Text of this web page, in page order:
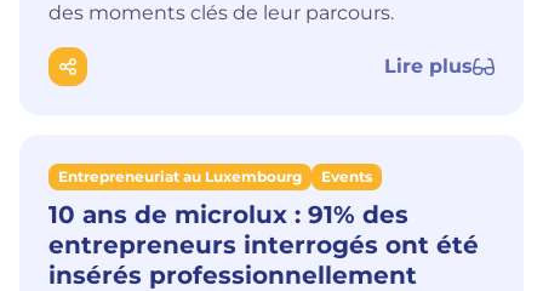
des moments clés de leur parcours.
Lire plus
Entrepreneuriat au Luxembourg Events
10 ans de microlux : 91% des
entrepreneurs interrogés ont été
insérés professionnellement